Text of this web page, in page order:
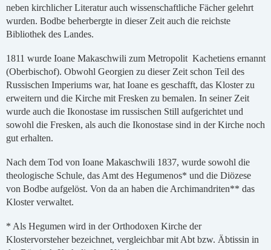
neben kirchlicher Literatur auch wissenschaftliche Fächer gelehrt
wurden. Bodbe beherbergte in dieser Zeit auch die reichste
Bibliothek des Landes.
1811 wurde Ioane Makaschwili zum Metropolit Kachetiens ernannt
(Oberbischof). Obwohl Georgien zu dieser Zeit schon Teil des
Russischen Imperiums war, hat Ioane es geschafft, das Kloster zu
erweitern und die Kirche mit Fresken zu bemalen. In seiner Zeit
wurde auch die Ikonostase im russischen Still aufgerichtet und
sowohl die Fresken, als auch die Ikonostase sind in der Kirche noch
gut erhalten.
Nach dem Tod von Ioane Makaschwili 1837, wurde sowohl die
theologische Schule, das Amt des Hegumenos* und die Diözese
von Bodbe aufgelöst. Von da an haben die Archimandriten** das
Kloster verwaltet.
* Als Hegumen wird in der Orthodoxen Kirche der
Klostervorsteher bezeichnet, vergleichbar mit Abt bzw. Äbtissin in